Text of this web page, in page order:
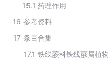
15.1 药理作用
16 参考资料
17 条目合集
17.1 铁线蕨科铁线蕨属植物